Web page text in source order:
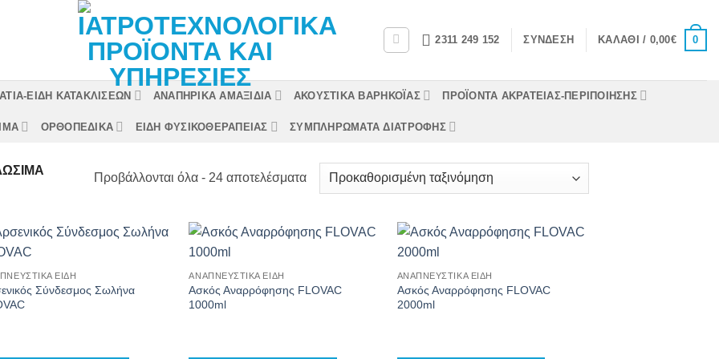
2311 249 152 ΣΎΝΔΕΣΗ ΚΑΛΆΘΙ / 0,00€ 0
ΕΙΔΗ ΚΑΤΑΚΛΙΣΕΩΝ ΑΝΑΠΗΡΙΚΑ ΑΜΑΞΙΔΙΑ ΑΚΟΥΣΤΙΚΑ ΒΑΡΗΚΟΪΑΣ ΠΡΟΪΟΝΤΑ ΑΚΡΑΤΕΙΑΣ-ΠΕΡΙΠΟΙΗΣΗΣ
ΟΡΘΟΠΕΔΙΚΑ ΕΙΔΗ ΦΥΣΙΚΟΘΕΡΑΠΕΙΑΣ ΣΥΜΠΛΗΡΩΜΑΤΑ ΔΙΑΤΡΟΦΗΣ
Προβάλλονται όλα - 24 αποτελέσματα
ΕΊΔΗ
Σύνδεσμος Σωλήνα
ΑΝΑΠΝΕΥΣΤΙΚΆ ΕΊΔΗ
Ασκός Αναρρόφησης FLOVAC
1000ml
ΑΝΑΠΝΕΥΣΤΙΚΆ ΕΊΔΗ
Ασκός Αναρρόφησης FLOVAC
2000ml